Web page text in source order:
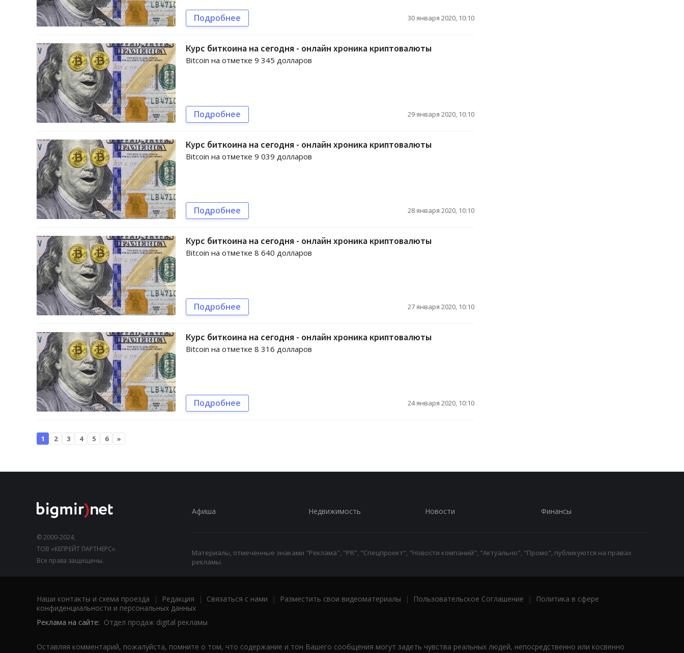
Подробнее 30 января 2020, 10:10
Курс биткоина на сегодня - онлайн хроника криптовалюты
Bitcoin на отметке 9 345 долларов
Подробнее 29 января 2020, 10:10
Курс биткоина на сегодня - онлайн хроника криптовалюты
Bitcoin на отметке 9 039 долларов
Подробнее 28 января 2020, 10:10
Курс биткоина на сегодня - онлайн хроника криптовалюты
Bitcoin на отметке 8 640 долларов
Подробнее 27 января 2020, 10:10
Курс биткоина на сегодня - онлайн хроника криптовалюты
Bitcoin на отметке 8 316 долларов
Подробнее 24 января 2020, 10:10
1 2 3 4 5 6 »
© 2000-2024,
ТОВ «КЕПРЕЙТ ПАРТНЕРС».
Все права защищены.
Афиша Недвижимость Новости Финансы
Материалы, отмеченные знаками "Реклама", "PR", "Спецпроект", "Новости компаний", "Актуально", "Промо", публикуются на правах
рекламы.
Наши контакты и схема проезда | Редакция | Связаться с нами | Разместить свои видеоматериалы | Пользовательское Соглашение |
Политика в сфере
конфиденциальности и персональных данных
Реклама на сайте: Отдел продаж digital рекламы
Оставляя комментарий, пожалуйста, помните о том, что содержание и тон Вашего сообщения могут задеть чувства реальных людей, непосредственно или косвенно